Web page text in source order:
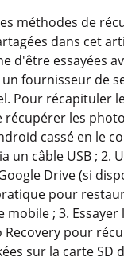
méthodes de
dans cet
d'être essayées
fournisseur de
Pour récapituler
récupérer les
cassé en le
un câble USB ; 2.
Drive (si
pour
mobile ; 3. Essayer
Recovery pour
sur la carte SD